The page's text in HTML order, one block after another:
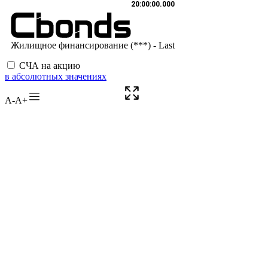
СЧА на акцию
в абсолютных значениях
A-A+